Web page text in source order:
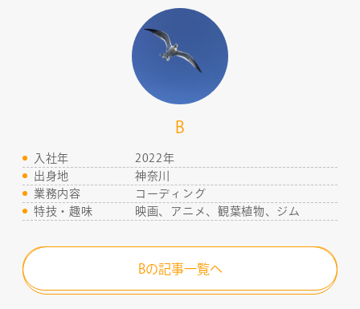
B
入社年
2022年
出身地
神奈川
業務内容
コーディング
特技・趣味
映画、アニメ、観葉植物、ジム
Bの記事一覧へ